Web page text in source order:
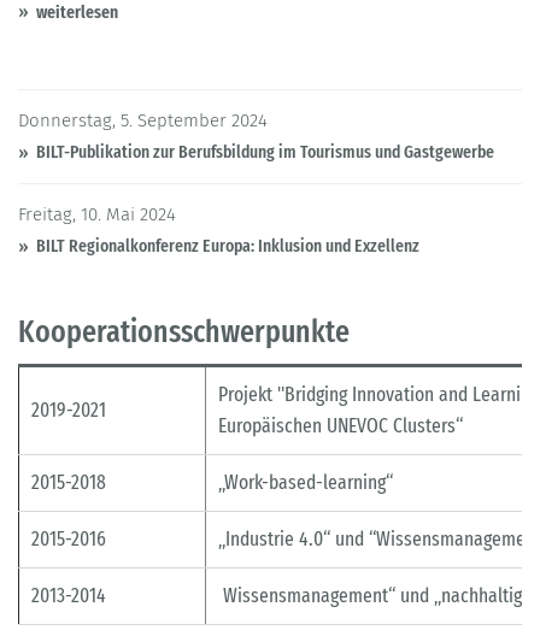
weiterlesen
Donnerstag, 5. September 2024
BILT-Publikation zur Berufsbildung im Tourismus und Gastgewerbe
Freitag, 10. Mai 2024
BILT Regionalkonferenz Europa: Inklusion und Exzellenz
Kooperationsschwerpunkte
2019-2021
Projekt "Bridging Innovation and
Europäischen UNEVOC Clusters“
2015-2018 „Work-based-learning“
2015-2016 „Industrie 4.0“ und
2013-2014 Wissensmanagement“ und „nachhaltige